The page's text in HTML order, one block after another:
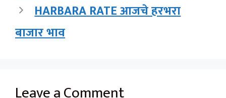
HARBARA RATE आजचे हरभरा
बाजार भाव
Leave a Comment